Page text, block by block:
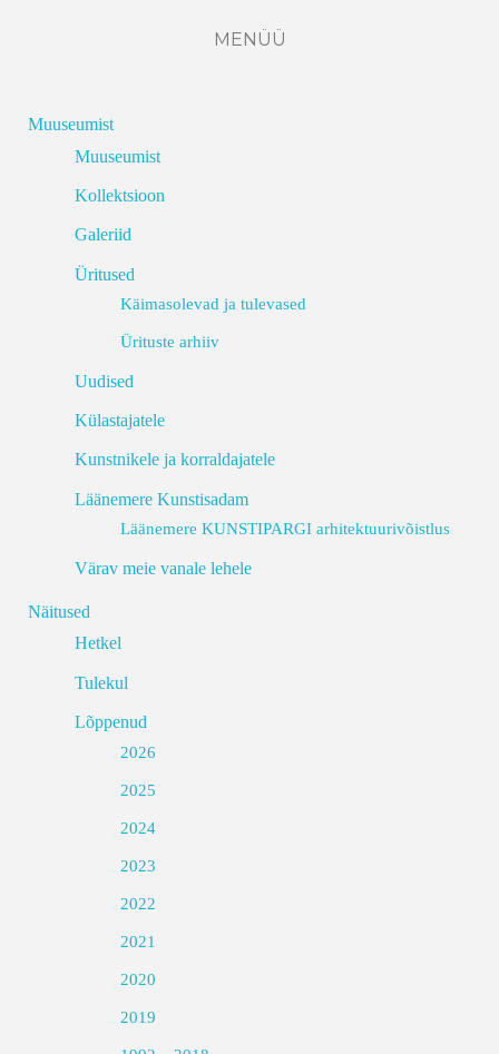
MENÜÜ
Muuseumist
Muuseumist
Kollektsioon
Galeriid
Üritused
Käimasolevad ja tulevased
Ürituste arhiiv
Uudised
Külastajatele
Kunstnikele ja korraldajatele
Läänemere Kunstisadam
Läänemere KUNSTIPARGI arhitektuurivõistlus
Värav meie vanale lehele
Näitused
Hetkel
Tulekul
Lõppenud
2026
2025
2024
2023
2022
2021
2020
2019